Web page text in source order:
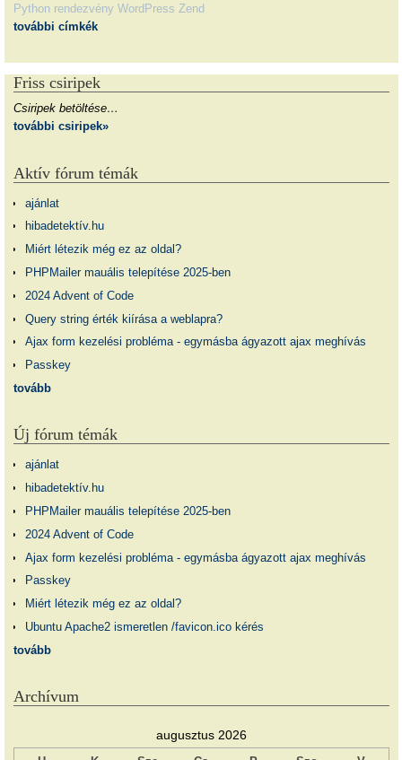
Python rendezvény WordPress Zend
további címkék
Friss csiripek
Csiripek betöltése…
további csiripek»
Aktív fórum témák
ajánlat
hibadetektív.hu
Miért létezik még ez az oldal?
PHPMailer mauális telepítése 2025-ben
2024 Advent of Code
Query string érték kiírása a weblapra?
Ajax form kezelési probléma - egymásba ágyazott ajax meghívás
Passkey
tovább
Új fórum témák
ajánlat
hibadetektív.hu
PHPMailer mauális telepítése 2025-ben
2024 Advent of Code
Ajax form kezelési probléma - egymásba ágyazott ajax meghívás
Passkey
Miért létezik még ez az oldal?
Ubuntu Apache2 ismeretlen /favicon.ico kérés
tovább
Archívum
augusztus 2026